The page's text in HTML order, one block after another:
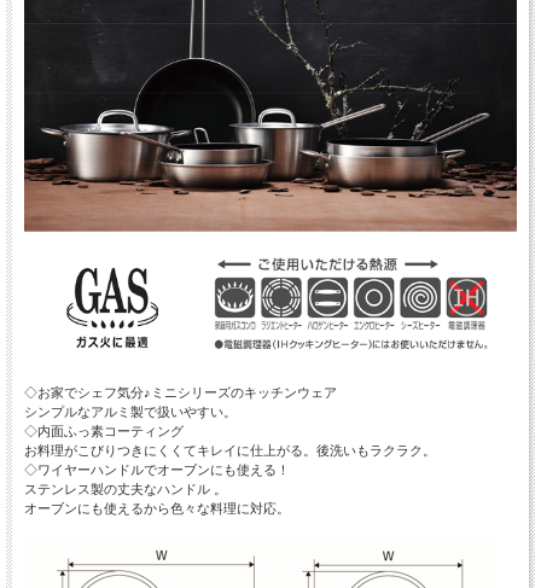
◇お家でシェフ気分♪ミニシリーズのキッチンウェア
シンプルなアルミ製で扱いやすい。
◇内面ふっ素コーティング
お料理がこびりつきにくくてキレイに仕上がる。後洗いもラクラク。
◇ワイヤーハンドルでオーブンにも使える！
ステンレス製の丈夫なハンドル 。
オーブンにも使えるから色々な料理に対応。